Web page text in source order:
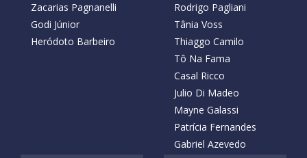
Zacarias Pagnanelli
Godi Júnior
Heródoto Barbeiro
Rodrigo Pagliani
Tânia Voss
Thiaggo Camilo
Tô Na Fama
Casal Ricco
Julio Di Madeo
Mayne Galassi
Patrícia Fernandes
Gabriel Azevedo